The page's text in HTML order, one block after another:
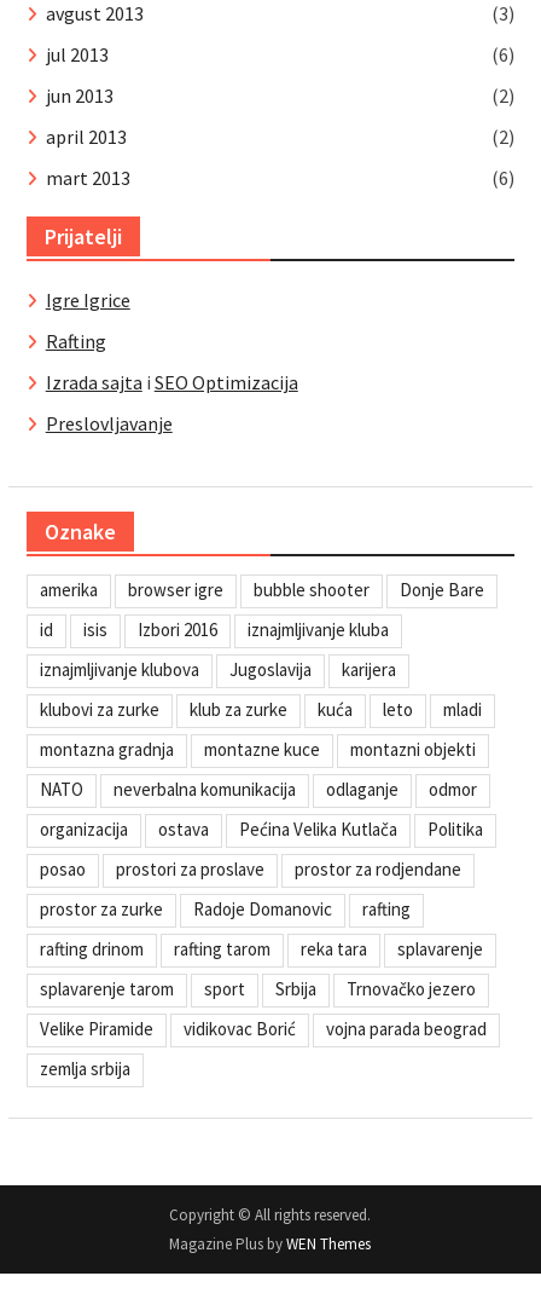
avgust 2013
(3)
jul 2013
(6)
jun 2013
(2)
april 2013
(2)
mart 2013
(6)
Prijatelji
Igre Igrice
Rafting
Izrada sajta i SEO Optimizacija
Preslovljavanje
Oznake
amerika browser igre bubble shooter
Donje Bare
id
isis Izbori 2016
iznajmljivanje kluba
iznajmljivanje klubova
Jugoslavija
karijera
klubovi za zurke
klub za zurke kuća leto
mladi
montazna gradnja
montazne kuce
montazni objekti
NATO
neverbalna komunikacija odlaganje
odmor
organizacija
ostava Pećina Velika Kutlača
Politika
posao
prostori za proslave
prostor za rodjendane
prostor za zurke
Radoje Domanovic
rafting
rafting drinom
rafting tarom reka tara
splavarenje
splavarenje tarom
sport Srbija
Trnovačko jezero
Velike Piramide
vidikovac Borić
vojna parada beograd
zemlja srbija
Copyright © All rights reserved.
Magazine Plus byWEN Themes